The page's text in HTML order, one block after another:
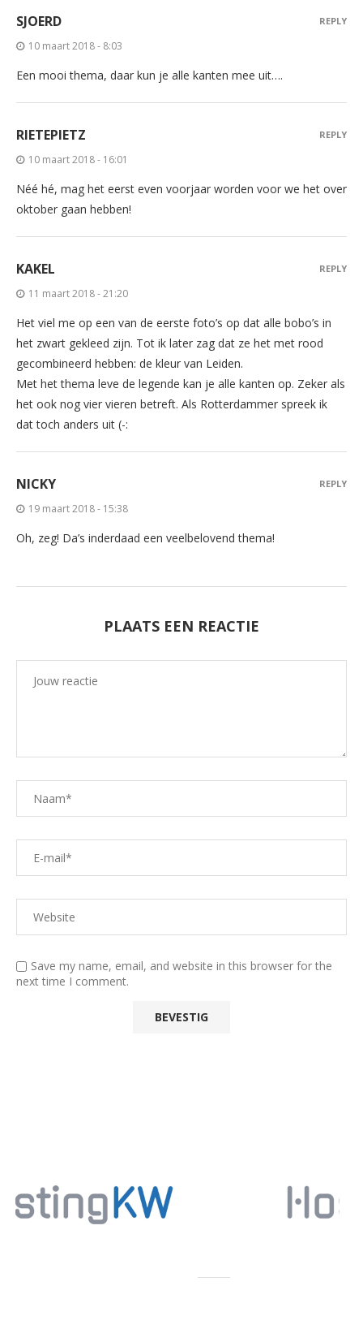
SJOERD
10 maart 2018 - 8:03
Een mooi thema, daar kun je alle kanten mee uit….
REPLY
RIETEPIETZ
10 maart 2018 - 16:01
Néé hé, mag het eerst even voorjaar worden voor we het over
oktober gaan hebben!
REPLY
KAKEL
11 maart 2018 - 21:20
Het viel me op een van de eerste foto’s op dat alle bobo’s in
het zwart gekleed zijn. Tot ik later zag dat ze het met rood
gecombineerd hebben: de kleur van Leiden.
Met het thema leve de legende kan je alle kanten op. Zeker als
het ook nog vier vieren betreft. Als Rotterdammer spreek ik
dat toch anders uit (-:
REPLY
NICKY
19 maart 2018 - 15:38
Oh, zeg! Da’s inderdaad een veelbelovend thema!
REPLY
PLAATS EEN REACTIE
Save my name, email, and website in this browser for the
next time I comment.